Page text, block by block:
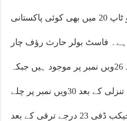
کی بات کی جائے تو ٹاپ 20 میں بھی کوئی پاکستانی
ہے۔ فاسٹ بولر حارث رؤف چار
درجے ترقی کے بعد 26ویں نمبر پر موجود ہیں جبکہ
شاہین آفریدی 6 درجے تنزلی کے بعد 30ویں نمبر پر چلے
گئے۔نیوزی لینڈ کےجیکب ڈفی 23 درجے ترقی کے بعد